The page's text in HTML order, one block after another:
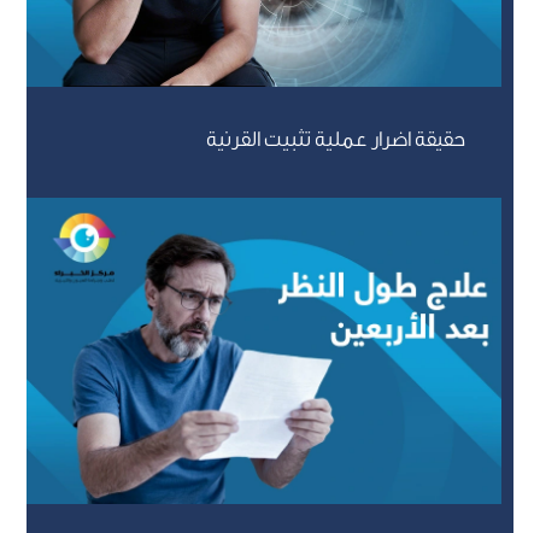
حقيقة اضرار عملية تثبيت القرنية